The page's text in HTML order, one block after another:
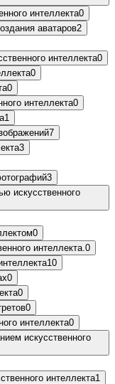
интеллекта0
аватаров2
интеллекта0
0
0
интеллекта0
1
7
3
3
искусственного
0
интеллекта. 0
10
0
0
0
интеллекта0
искусственного
интеллекта1